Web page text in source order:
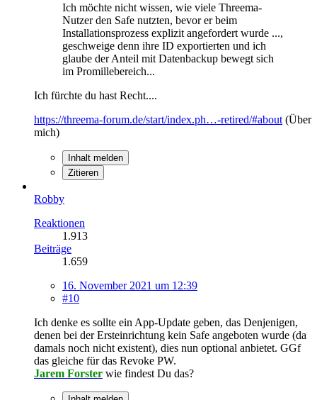
Ich möchte nicht wissen, wie viele Threema-
Nutzer den Safe nutzten, bevor er beim
Installationsprozess explizit angefordert wurde ...,
geschweige denn ihre ID exportierten und ich
glaube der Anteil mit Datenbackup bewegt sich
im Promillebereich...
Ich fürchte du hast Recht....
https://threema-forum.de/start/index.ph…-retired/#about (Über
mich)
Inhalt melden
Zitieren
Robby
Reaktionen
1.913
Beiträge
1.659
16. November 2021 um 12:39
#10
Ich denke es sollte ein App-Update geben, das Denjenigen,
denen bei der Ersteinrichtung kein Safe angeboten wurde (da
damals noch nicht existent), dies nun optional anbietet. GGf
das gleiche für das Revoke PW.
Jarem Forster wie findest Du das?